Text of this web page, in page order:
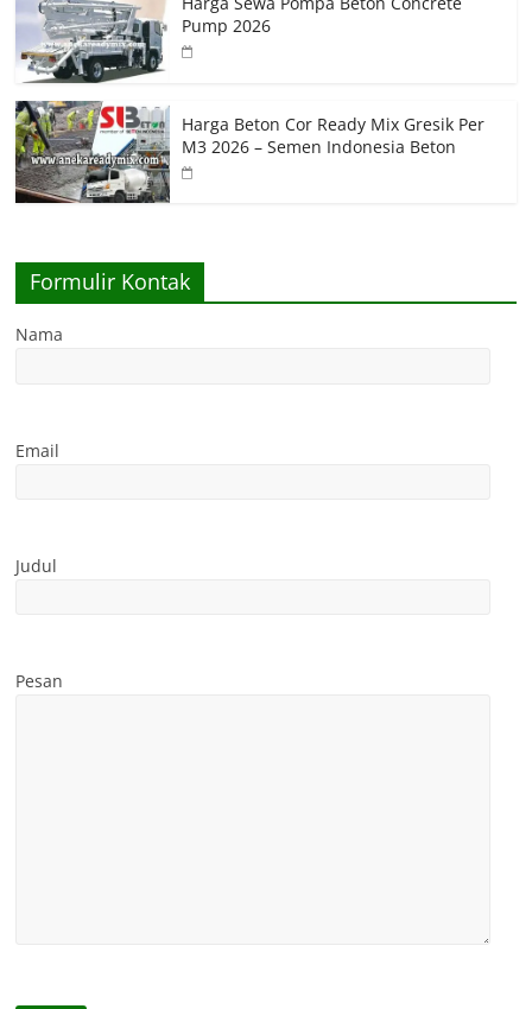
Pump 2026
Harga Beton Cor Ready Mix Gresik Per
M3 2026 – Semen Indonesia Beton
Formulir Kontak
Nama
Email
Judul
Pesan